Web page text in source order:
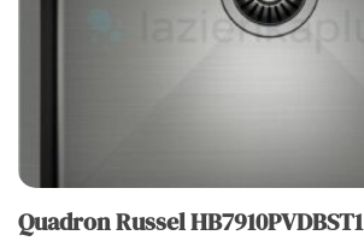
Quadron Russel HB7910PVDBST1